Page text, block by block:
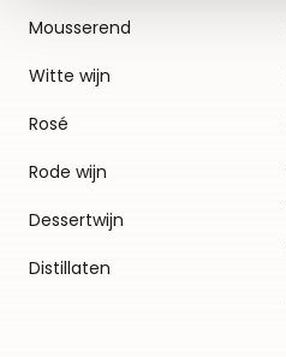
Mousserend
Witte wijn
Rosé
Rode wijn
Dessertwijn
Distillaten